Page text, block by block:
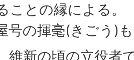
ことの縁による。
号の揮毫(きごう)
維新の頃の立役者